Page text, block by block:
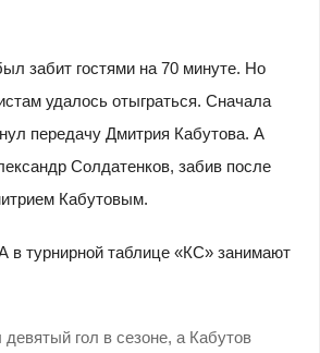
забит гостями на 70 минуте. Но
удалось отыграться. Сначала
передачу Дмитрия Кабутова. А
Солдатенков, забив после
Кабутовым.
в турнирной таблице «КС» занимают
девятый гол в сезоне, а Кабутов